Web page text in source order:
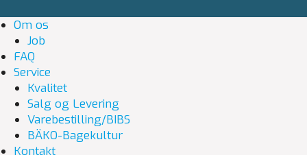
Om os
Job
FAQ
Service
Kvalitet
Salg og Levering
Varebestilling/BIBS
BÄKO-Bagekultur
Kontakt